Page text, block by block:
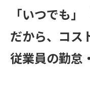
「いつでも」
だから、コス
従業員の勤怠